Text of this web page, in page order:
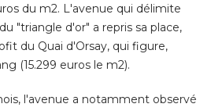
du m2. L'avenue qui délimite
"triangle d'or" a repris sa place,
du Quai d'Orsay, qui figure,
(15.299 euros le m2).
l'avenue a notamment observé